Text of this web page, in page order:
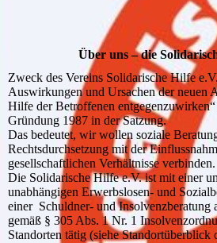
Über uns – die
Zweck des Vereins Solidarische Hilfe
Auswirkungen und Ursachen der neuen
Hilfe der Betroffenen entgegenzuwirken“
Gründung 1987 in der Satzung.
Das bedeutet, wir wollen soziale
Rechtsdurchsetzung mit der
gesellschaftlichen Verhältnisse verbinden.
Die Solidarische Hilfe e.V. ist mit einer
unabhängigen Erwerbslosen- und
einer Schuldner- und Insolvenzberatung
gemäß § 305 Abs. 1 Nr. 1
Standorten tätig (siehe Standortüberblick